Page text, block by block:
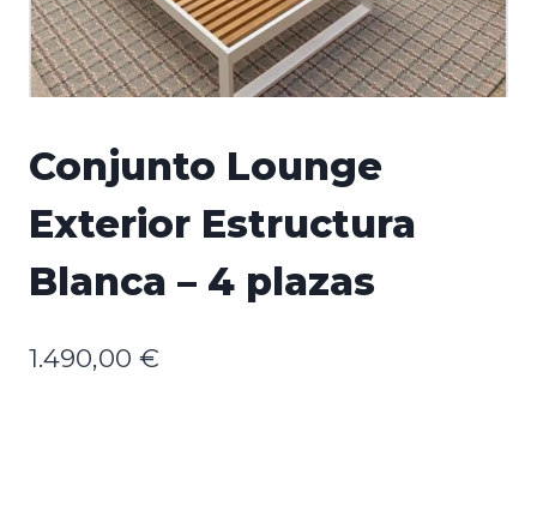
Conjunto Lounge
Exterior Estructura
Blanca – 4 plazas
1.490,00 €